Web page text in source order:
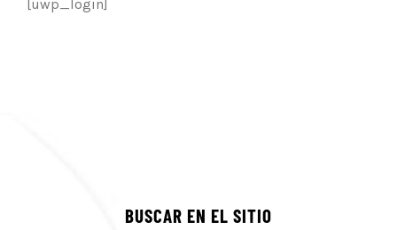
[uwp_login]
BUSCAR EN EL SITIO